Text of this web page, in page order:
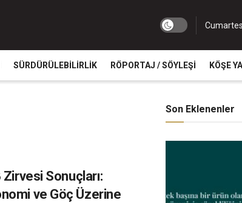
SÜRDÜRÜLEBILIRLIK RÖPORTAJ / SÖYLEŞI KÖŞE
Zirvesi Sonuçları:
ve Göç Üzerine
Son Eklenenler